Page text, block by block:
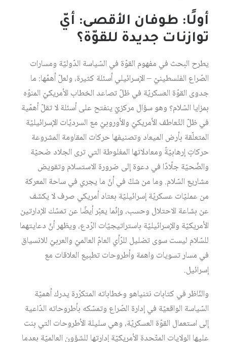
أولًا: طوفان الأقصى: أيّ
توازنات جديدة للقوّة؟
يطرح البحث في مفهوم القوّة في السّياسة الدّوليّة ومسارات
الصّراع الفلسطينيّ – الإسرائيلي أسئلة كثيرة، ولعلّ أهمّها: ما
جدوى القوّة العسكريّة في ظلّ تصاعد الخطاب الأمريكيّ المنوّه
بمزايا السّلام؟ وهو سؤال مركزيّ ينفتح على أسئلة لا تقلّ أهمّية
في ظلّ التّعاطف الأمريكيّ والأوروبيّ مع السرديّات الإسرائيليّة
المتعلّقة بأرض الميعاد وتصنيفها حركات المقاومة المشروعة
حركاتٍ إرهابيّةً ومعادلاتها المغلوطة التي ترى الجلاد ضحيّة
والضّحيّة جلّادًا في دعوة إلى ضرورة الاستسلام وتقويض
مشاريع السّلام. وما من شكّ في أنّ ما يجري في ساحة المعركة
من عمليّات عسكريّة إسرائيليّة بعتاد أمريكي صرف لا يكشف
عن بشاعة الاحتلال وحسب، وإنّما يعبّر أيضًا عن تمسّك الإدارتين
الأمريكيّة والإسرائيليّة باستراتيجيّات الرّدع، ويظهر أنّ دعايتهما
للسّلام ليست سوى تضليل للرّأي العامّ العالميّ والعربيّ للانسياق
في مسار تسويات واهمة وأطروحات تطبيع العلاقات مع
إسرائيل.
والنّاظر في كتابات نتنياهو وخطاباته المتكرّرة يدرك أهميّة
السّياسة الواقعيّة في إدارة الصّراع وتمسّكه بأطروحاته الدّاعية
إلى استعمال القوّة العسكريّة، وهي سليلة الأطروحات التي بنت
عليها الولايات المتّحدة الأمريكيّة إدارتها للشؤون العالميّة بعدما